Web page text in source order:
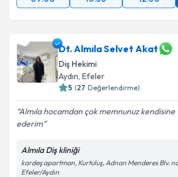
Dt. Almıla Selvet Akat
Diş Hekimi
Aydın, Efeler
5 (27 Değerlendirme)
Almıla hocamdan çok memnunuz
ederim
Almıla Diş kliniği
kardeş apartman, Kurtuluş, Adnan Menderes Blv.
Efeler/Aydın